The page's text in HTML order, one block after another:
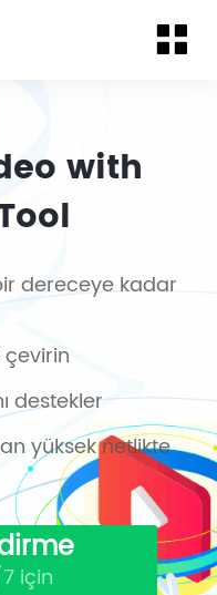
with
dereceye kadar
destekler
yüksek netlikte
için